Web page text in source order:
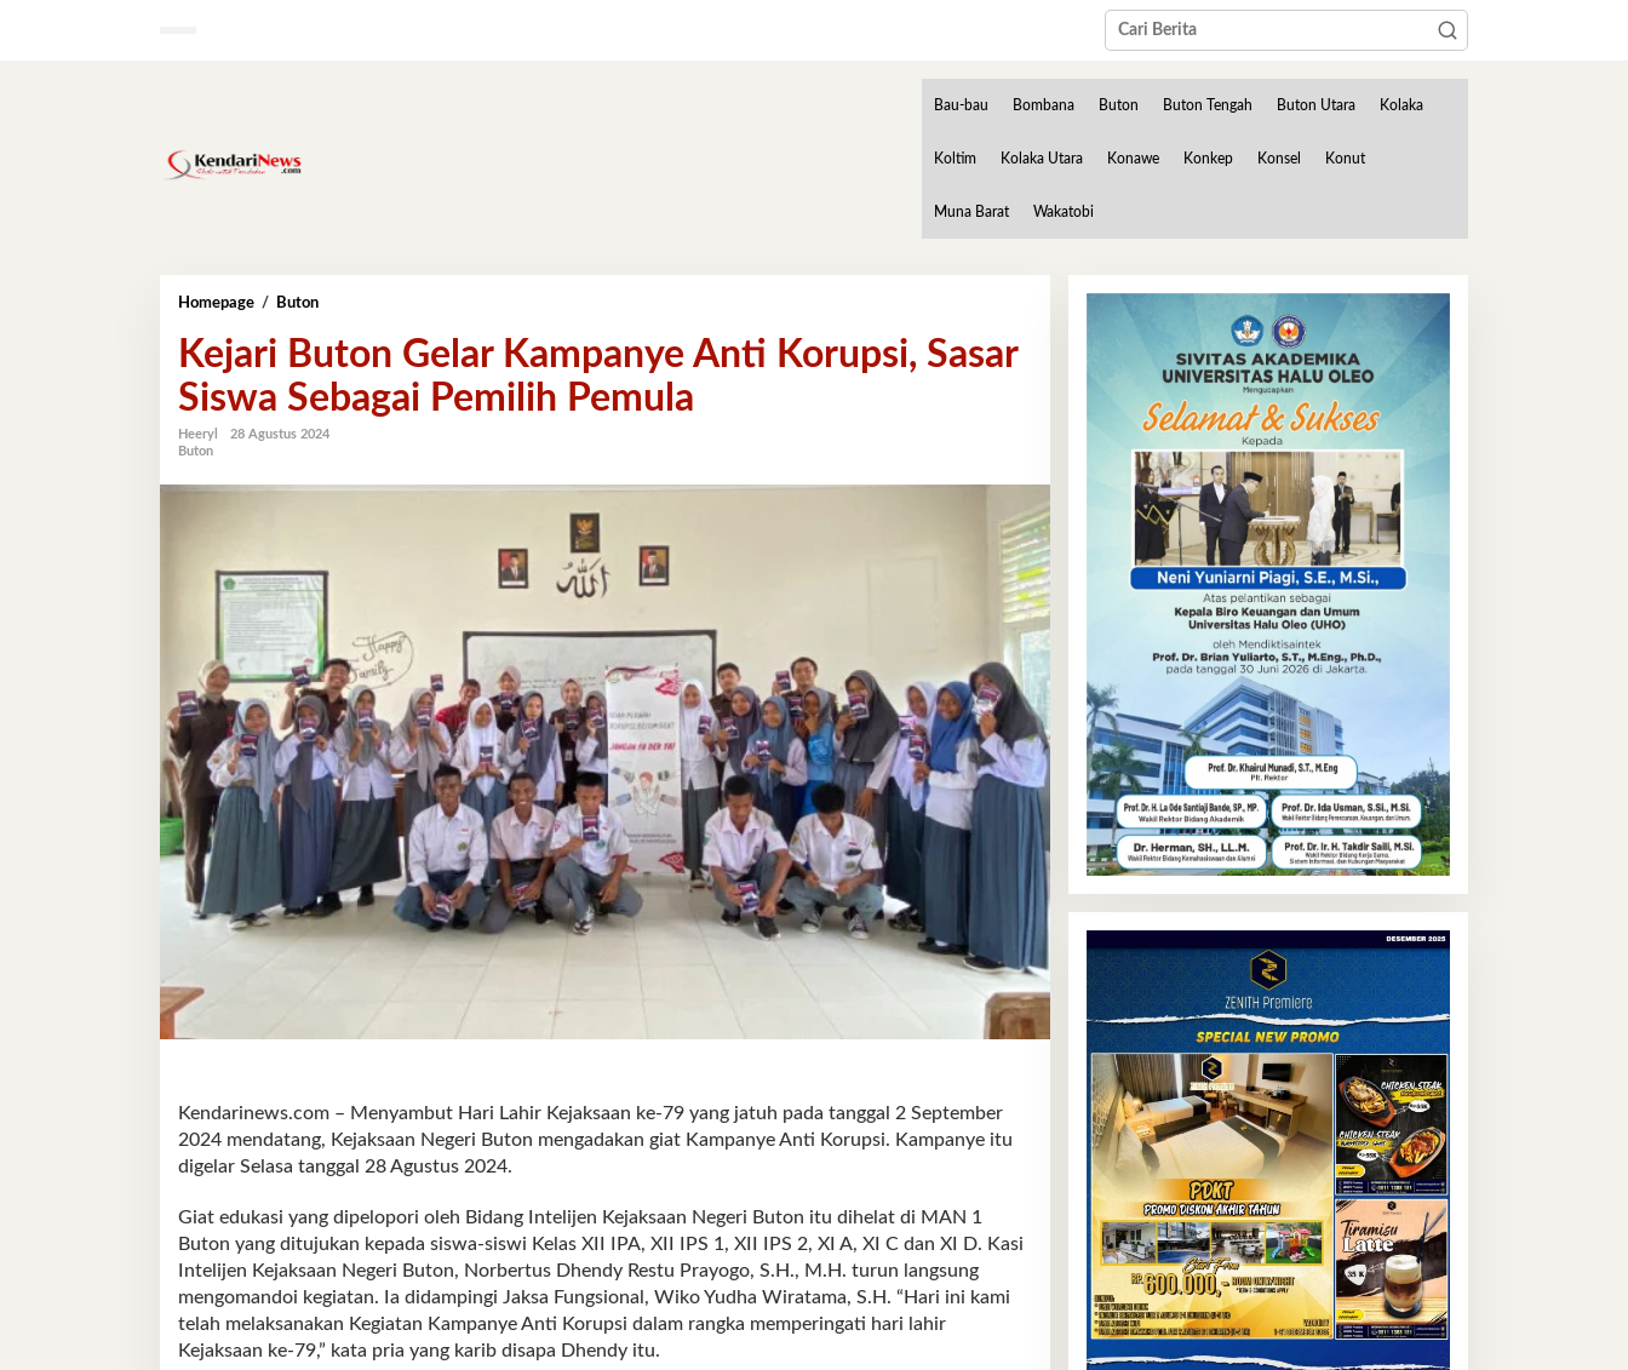
Bau-bau Bombana Buton Buton Tengah Buton Utara Kolaka
Koltim Kolaka Utara Konawe Konkep Konsel Konut
Muna Barat Wakatobi
Homepage / ButonKejari
Gelar
Kampanye
Anti
Korupsi,
Sasar
Kejari Buton Gelar Kampanye Anti Korupsi, Sasar
Siswa Sebagai Pemilih Pemula
Heeryl
28 Agustus 2024
Buton
Kendarinews.com – Menyambut Hari Lahir Kejaksaan ke-79 yang jatuh pada tanggal 2 September
2024 mendatang, Kejaksaan Negeri Buton mengadakan giat Kampanye Anti Korupsi. Kampanye itu
digelar Selasa tanggal 28 Agustus 2024.
Giat edukasi yang dipelopori oleh Bidang Intelijen Kejaksaan Negeri Buton itu dihelat di MAN 1
Buton yang ditujukan kepada siswa-siswi Kelas XII IPA, XII IPS 1, XII IPS 2, XI A, XI C dan XI D. Kasi
Intelijen Kejaksaan Negeri Buton, Norbertus Dhendy Restu Prayogo, S.H., M.H. turun langsung
mengomandoi kegiatan. Ia didampingi Jaksa Fungsional, Wiko Yudha Wiratama, S.H. “Hari ini kami
telah melaksanakan Kegiatan Kampanye Anti Korupsi dalam rangka memperingati hari lahir
Kejaksaan ke-79,” kata pria yang karib disapa Dhendy itu.